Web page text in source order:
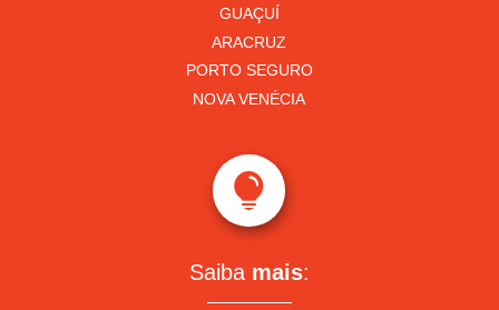
GUAÇUÍ
ARACRUZ
PORTO SEGURO
NOVA VENÉCIA

Saiba mais: